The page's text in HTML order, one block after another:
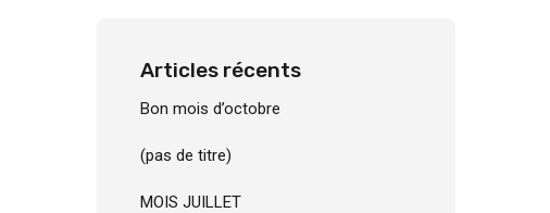
Articles récents
Bon mois d’octobre
(pas de titre)
MOIS JUILLET